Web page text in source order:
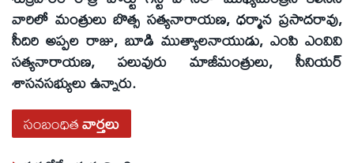
వారిలో మంత్రులు బొత్స సత్యనారాయణ, ధర్మాన ప్రసాదరావు,
సీదిరి అప్పల రాజు, బూడి ముత్యాలనాయుడు, ఎంపి ఎంవివి
సత్యనారాయణ, పలువురు మాజీమంత్రులు, సీనియర్‌
శాసనసభ్యులు ఉన్నారు.
సంబంధితవార్తలు